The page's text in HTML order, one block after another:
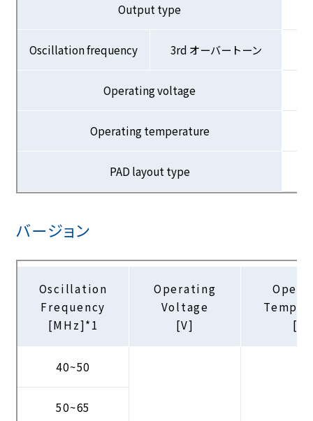
Output type
Oscillation frequency 3rd オーバートーン
Operating voltage
Operating temperature
PAD layout type
バージョン
Oscillation
Frequency
[MHz]*1
Operating
Voltage
[V]
40~50
50~65